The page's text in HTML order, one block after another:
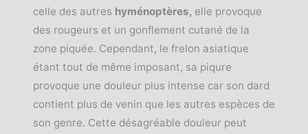
celle des autres hyménoptères, elle provoque
des rougeurs et un gonflement cutané de la
zone piquée. Cependant, le frelon asiatique
étant tout de même imposant, sa piqure
provoque une douleur plus intense car son dard
contient plus de venin que les autres espèces de
son genre. Cette désagréable douleur peut